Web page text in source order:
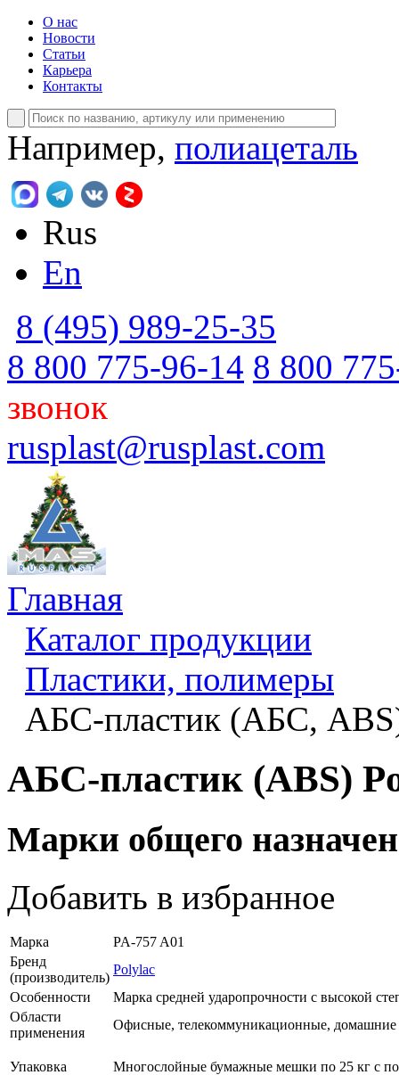
О нас
Новости
Статьи
Карьера
Контакты
Например, полиацеталь
Rus
En
8 (495) 989-25-35
8 800 775-96-14 8 800
звонок
rusplast@rusplast.com
Главная
Каталог продукции
Пластики, полимеры
АБС-пластик (АБС,
АБС-пластик (ABS)
Марки общего
Добавить в избранное
Марка
PA-757 A01
Бренд
(производитель)
Polylac
Особенности
Марка средней ударопрочности с высокой
Области
применения
Офисные, телекоммуникационные, домашние
Упаковка Многослойные бумажные мешки по 25 кг с